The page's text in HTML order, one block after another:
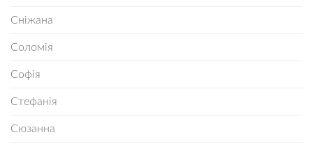
Сніжана
Соломія
Софія
Стефанія
Сюзанна